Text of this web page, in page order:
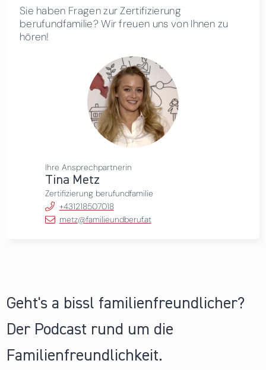
Sie haben Fragen zur Zertifizierung
berufundfamilie? Wir freuen uns von Ihnen zu
hören!
Ihre Ansprechpartnerin
Tina Metz
Zertifizierung berufundfamilie
+431218507018
metz@familieundberuf.at
Geht's a bissl familienfreundlicher?
Der Podcast rund um die
Familienfreundlichkeit.